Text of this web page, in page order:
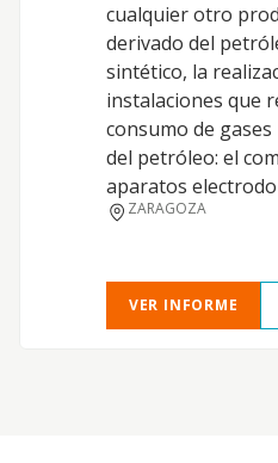
cualquier otro
derivado del
sintético, la
instalaciones que
consumo de gases
del petróleo: el
aparatos
ZARAGOZA
VER INFORME